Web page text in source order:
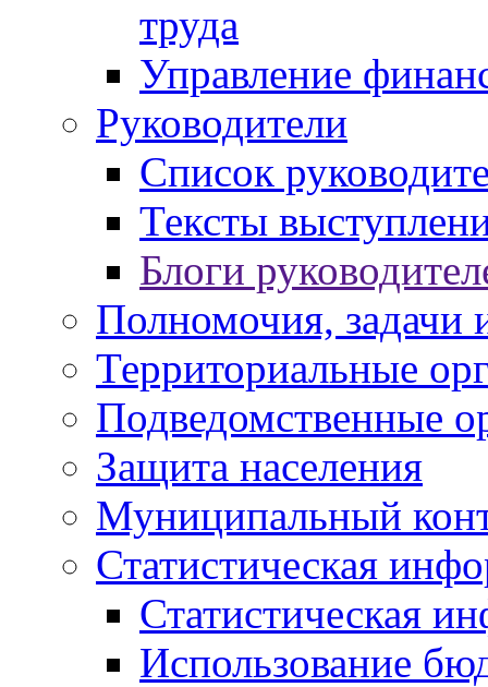
труда
Управление
Руководители
Список
Тексты
Блоги
Полномочия, задачи
Территориальные
Подведомственные
Защита населения
Муниципальный
Статистическая
Статистическая
Использование